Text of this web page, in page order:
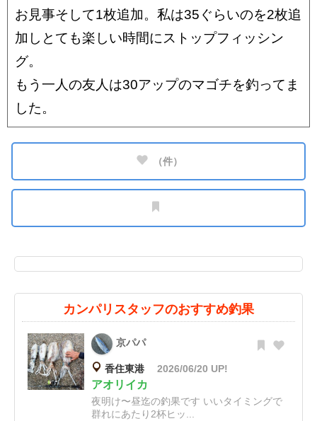
お見事そして1枚追加。私は35ぐらいのを2枚追
加しとても楽しい時間にストップフィッシン
グ。
もう一人の友人は30アップのマゴチを釣ってま
した。
（件）
カンパリスタッフのおすすめ釣果
京パパ
香住東港 2026/06/20 UP!
アオリイカ
夜明け〜昼迄の釣果です いいタイミングで
群れにあたり2杯ヒッ...